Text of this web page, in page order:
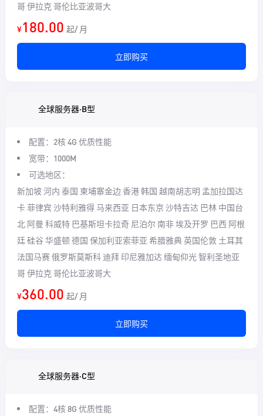
哥 伊拉克 哥伦比亚波哥大
¥180.00 起/ 月
立即购买
全球服务器·B型
配置：2核 4G 优质性能
宽带：1000M
可选地区：
新加坡 河内 泰国 柬埔寨金边 香港 韩国 越南胡志明 孟加拉国达
卡 菲律宾 沙特利雅得 马来西亚 日本东京 沙特吉达 巴林 中国台
北 阿曼 科威特 巴基斯坦卡拉奇 尼泊尔 南非 埃及开罗 巴西 阿根
廷 硅谷 华盛顿 德国 保加利亚索菲亚 希腊雅典 英国伦敦 土耳其
法国马赛 俄罗斯莫斯科 迪拜 印尼雅加达 缅甸仰光 智利圣地亚
哥 伊拉克 哥伦比亚波哥大
¥360.00 起/ 月
立即购买
全球服务器·C型
配置：4核 8G 优质性能